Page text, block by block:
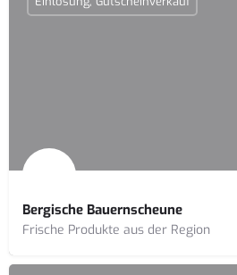
Bergische Bauernscheune
Frische Produkte aus der Region